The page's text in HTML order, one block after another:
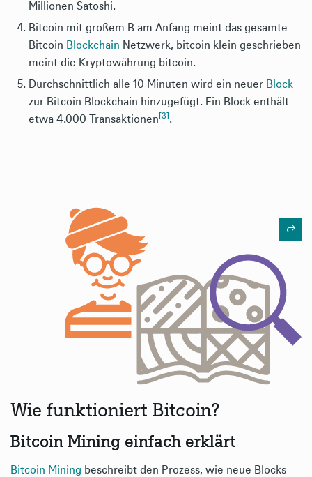
Millionen Satoshi.
Bitcoin mit großem B am Anfang meint das gesamte
Bitcoin Blockchain Netzwerk, bitcoin klein geschrieben
meint die Kryptowährung bitcoin.
Durchschnittlich alle 10 Minuten wird ein neuer Block
zur Bitcoin Blockchain hinzugefügt. Ein Block enthält
etwa 4.000 Transaktionen [3] .
Wie funktioniert Bitcoin?
Bitcoin Mining einfach erklärt
Bitcoin Mining beschreibt den Prozess, wie neue Blocks